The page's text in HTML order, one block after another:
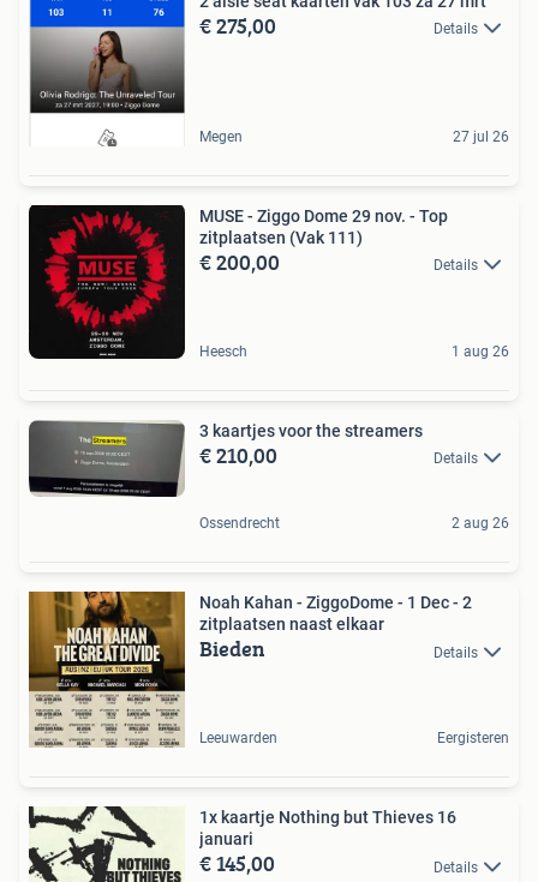
€ 275,00 Details
Megen 27 jul 26
MUSE - Ziggo Dome 29 nov. - Top
zitplaatsen (Vak 111)
€ 200,00 Details
Heesch 1 aug 26
3 kaartjes voor the streamers
€ 210,00 Details
Ossendrecht 2 aug 26
Noah Kahan - ZiggoDome - 1 Dec - 2
zitplaatsen naast elkaar
Bieden Details
Leeuwarden Eergisteren
1x kaartje Nothing but Thieves 16
januari
€ 145,00 Details